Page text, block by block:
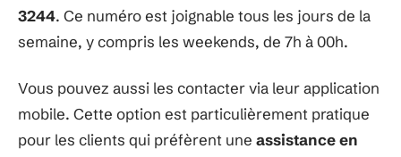
3244. Ce numéro est joignable tous les jours de la
semaine, y compris les weekends, de 7h à 00h.
Vous pouvez aussi les contacter via leur application
mobile. Cette option est particulièrement pratique
pour les clients qui préfèrent une assistance en